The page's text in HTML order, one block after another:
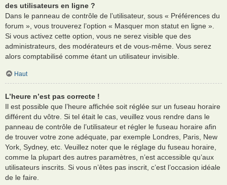
des utilisateurs en ligne ?
Dans le panneau de contrôle de l’utilisateur, sous « Préférences du
forum », vous trouverez l’option « Masquer mon statut en ligne ».
Si vous activez cette option, vous ne serez visible que des
administrateurs, des modérateurs et de vous-même. Vous serez
alors comptabilisé comme étant un utilisateur invisible.
Haut
L’heure n’est pas correcte !
Il est possible que l’heure affichée soit réglée sur un fuseau horaire
différent du vôtre. Si tel était le cas, veuillez vous rendre dans le
panneau de contrôle de l’utilisateur et régler le fuseau horaire afin
de trouver votre zone adéquate, par exemple Londres, Paris, New
York, Sydney, etc. Veuillez noter que le réglage du fuseau horaire,
comme la plupart des autres paramètres, n’est accessible qu’aux
utilisateurs inscrits. Si vous n’êtes pas inscrit, c’est l’occasion idéale
de le faire.